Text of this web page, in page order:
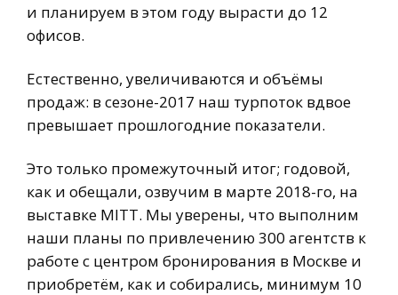
и планируем в этом году вырасти до 12
офисов.
Естественно, увеличиваются и объёмы
продаж: в сезоне-2017 наш турпоток вдвое
превышает прошлогодние показатели.
Это только промежуточный итог; годовой,
как и обещали, озвучим в марте 2018-го, на
выставке MITT. Мы уверены, что выполним
наши планы по привлечению 300 агентств к
работе с центром бронирования в Москве и
приобретём, как и собирались, минимум 10